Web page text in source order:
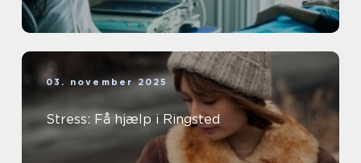
03. november 2025
Stress: Få hjælp i Ringsted